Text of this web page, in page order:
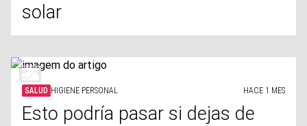
solar
SALUD HIGIENE PERSONAL HACE 1 MES
Esto podría pasar si dejas de